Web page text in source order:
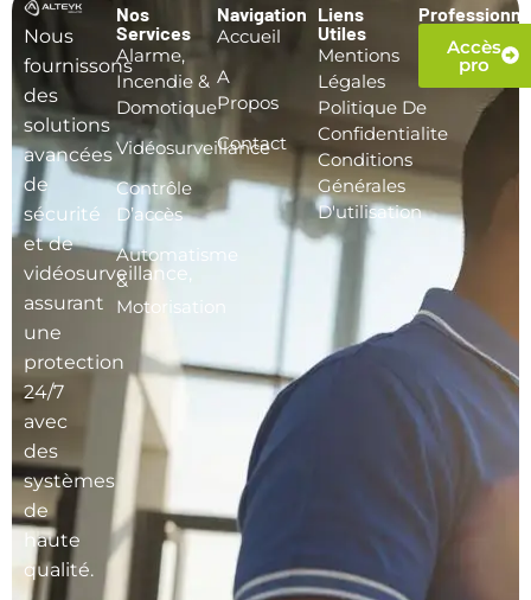
Nous
fournissons
des
solutions
avancées
de
sécurité
et de
vidéosurveillance,
assurant
une
protection
24/7
avec
des
systèmes
de
haute
qualité.
Nos
Services
Alarme,
Incendie &
Domotique
Vidéosurveillance
Contrôle
D’accès
Automatisme
&
Motorisation
Navigation
Accueil
A
Propos
Contact
Liens
Utiles
Mentions
Légales
Politique De
Confidentialite
Conditions
Générales
D'utilisation
Accès
pro